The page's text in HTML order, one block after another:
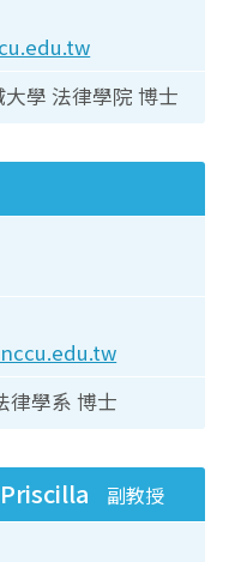
學 法律學院 博士
律學系 博士
副教授